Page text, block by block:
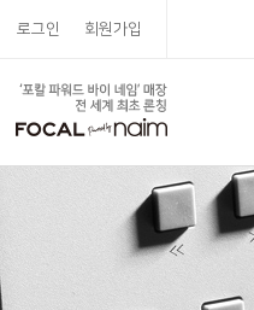
로그인 회원가입